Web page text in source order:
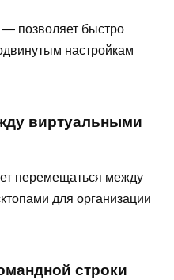
— позволяет быстро
настройкам
виртуальными
перемещаться между
для организации
строки